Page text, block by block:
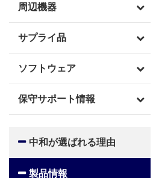
周辺機器
サプライ品
ソフトウェア
保守サポート情報
中和が選ばれる理由
製品情報